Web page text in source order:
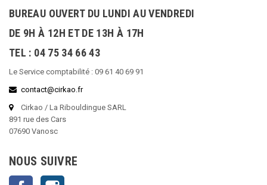
BUREAU OUVERT DU LUNDI AU VENDREDI
DE 9H À 12H ET DE 13H À 17H
TEL : 04 75 34 66 43
Le Service comptabilité : 09 61 40 69 91
contact@cirkao.fr
Cirkao / La Ribouldingue SARL
891 rue des Cars
07690 Vanosc
NOUS SUIVRE
Facebook